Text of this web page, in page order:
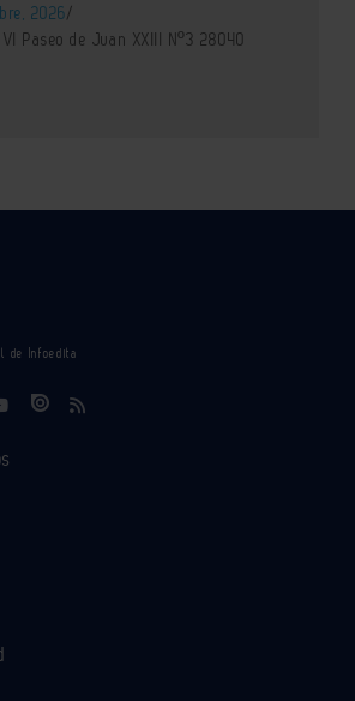
2026/
Paseo de Juan XXIII Nº3 28040
de Infoedita